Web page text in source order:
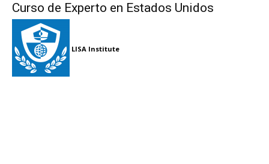
Curso de Experto en Estados Unidos
LISA Institute